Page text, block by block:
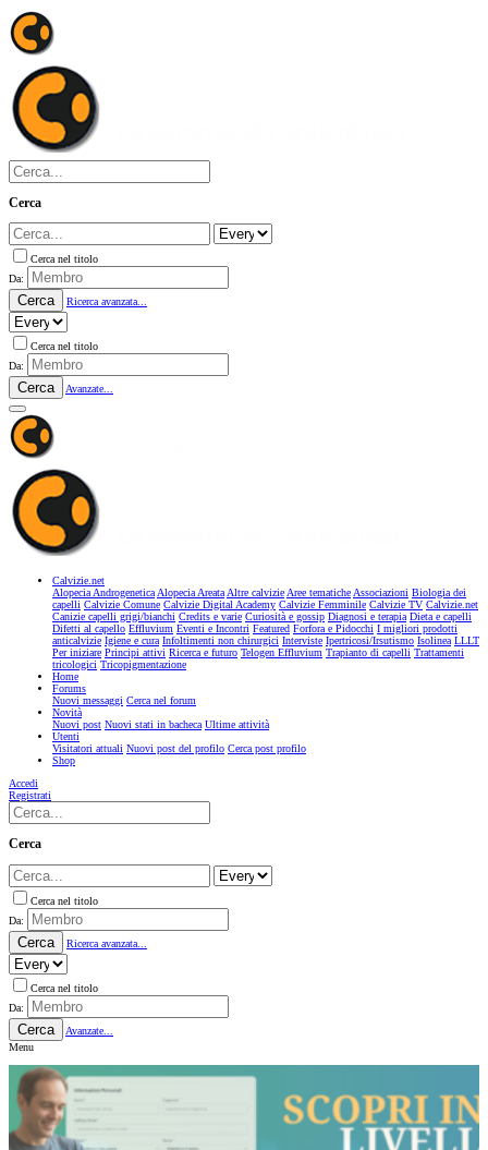
Cerca
Cerca nel titolo
Da:
Cerca Ricerca avanzata...
Cerca nel titolo
Da:
Cerca Avanzate...
Calvizie.net
Alopecia AndrogeneticaAlopecia AreataAltre calvizieAree tematicheAssociazioni Biologia dei
capelli Calvizie Comune Calvizie Digital Academy Calvizie Femminile Calvizie TV Calvizie.net
Canizie capelli grigi/bianchi Credits e varie Curiosità e gossip Diagnosi e terapia Dieta e capelli
Difetti al capello Effluvium Eventi e Incontri Featured Forfora e Pidocchi I migliori prodotti
anticalvizie Igiene e cura Infoltimenti non chirurgici Interviste Ipertricosi/Irsutismo Isolinea LLLT
Per iniziare Principi attivi Ricerca e futuro Telogen Effluvium Trapianto di capelli Trattamenti
tricologici Tricopigmentazione
Home
Forums
Nuovi messaggi Cerca nel forum
Novità
Nuovi post Nuovi stati in bacheca Ultime attività
Utenti
Visitatori attuali Nuovi post del profilo Cerca post profilo
Shop
Accedi
Registrati
Cerca
Cerca nel titolo
Da:
Cerca Ricerca avanzata...
Cerca nel titolo
Da:
Cerca
Avanzate...
Menu